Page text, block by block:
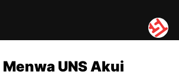
UNS Akui